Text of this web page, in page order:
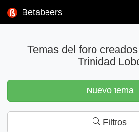
Betabeers
Temas del foro
Trinidad
Nuevo tema
Filtros